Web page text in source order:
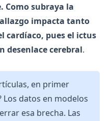
Como subraya la
impacta tanto
cardíaco, pues el ictus
desenlace cerebral.
en primer
Los datos en modelos
esa brecha. Las